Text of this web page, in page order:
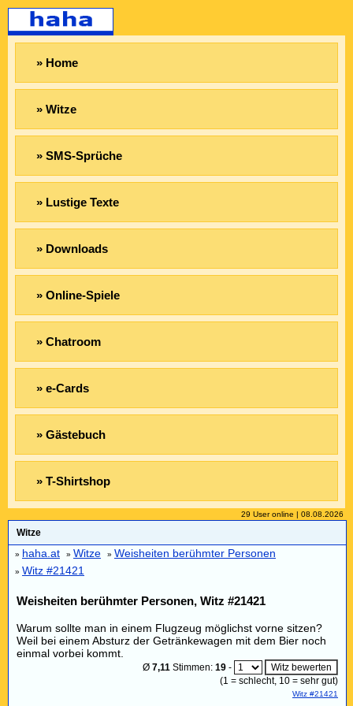
» Home
» Witze
» SMS-Sprüche
» Lustige Texte
» Downloads
» Online-Spiele
» Chatroom
» e-Cards
» Gästebuch
» T-Shirtshop
29 User online | 08.08.2026
Witze
» haha.at » Witze » Weisheiten berühmter Personen
» Witz #21421
Weisheiten berühmter Personen, Witz #21421
Warum sollte man in einem Flugzeug möglichst vorne sitzen?
Weil bei einem Absturz der Getränkewagen mit dem Bier noch
einmal vorbei kommt.
Ø 7,11 Stimmen: 19 -
(1 = schlecht, 10 = sehr gut)
Witz #21421